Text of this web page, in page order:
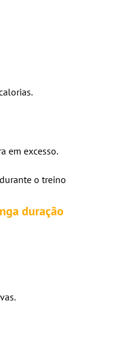
em excesso.
o treino
duração